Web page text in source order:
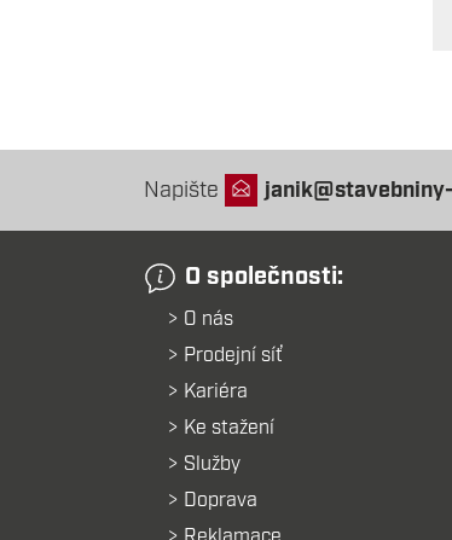
Napište
O společnosti:
O nás
Prodejní síť
Kariéra
Ke stažení
Služby
Doprava